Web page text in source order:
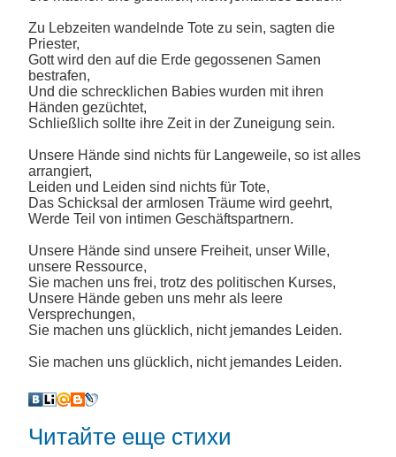
Zu Lebzeiten wandelnde Tote zu sein, sagten die
Priester,
Gott wird den auf die Erde gegossenen Samen
bestrafen,
Und die schrecklichen Babies wurden mit ihren
Händen gezüchtet,
Schließlich sollte ihre Zeit in der Zuneigung sein.
Unsere Hände sind nichts für Langeweile, so ist alles
arrangiert,
Leiden und Leiden sind nichts für Tote,
Das Schicksal der armlosen Träume wird geehrt,
Werde Teil von intimen Geschäftspartnern.
Unsere Hände sind unsere Freiheit, unser Wille,
unsere Ressource,
Sie machen uns frei, trotz des politischen Kurses,
Unsere Hände geben uns mehr als leere
Versprechungen,
Sie machen uns glücklich, nicht jemandes Leiden.
Sie machen uns glücklich, nicht jemandes Leiden.
Читайте еще стихи